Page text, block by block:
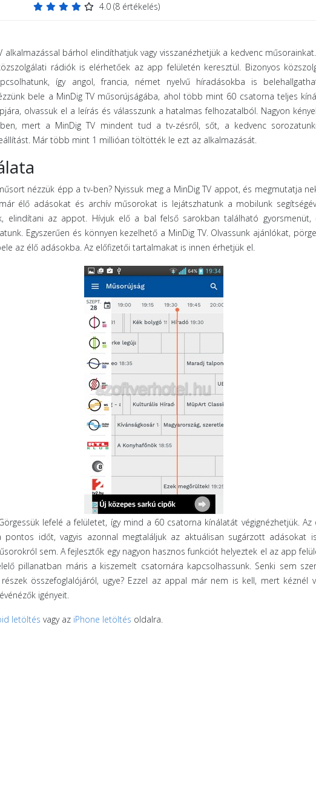
4.0 (8 értékelés)
alkalmazással bárhol elindíthatjuk vagy visszanézhetjük a kedvenc
rádiók is elérhetőek az app felületén keresztül. Bizonyos
így angol, francia, német nyelvű híradásokba is
bele a MinDig TV műsorújságába, ahol több mint 60 csatorna teljes
olvassuk el a leírás és válasszunk a hatalmas felhozatalból. Nagyon
mert a MinDig TV mindent tud a tv-zésről, sőt, a kedvenc
Már több mint 1 millióan töltötték le ezt az alkalmazását.
nézzük épp a tv-ben? Nyissuk meg a MinDig TV appot, és megmutatja
élő adásokat és archív műsorokat is lejátszhatunk a mobilunk
elindítani az appot. Hívjuk elő a bal felső sarokban található gyorsmenüt,
Egyszerűen és könnyen kezelhető a MinDig TV. Olvassunk ajánlókat,
az élő adásokba. Az előfizetői tartalmakat is innen érhetjük el.
lefelé a felületet, így mind a 60 csatorna kínálatát végignézhetjük. Az
pontos időt, vagyis azonnal megtaláljuk az aktuálisan sugárzott adásokat
sem. A fejlesztők egy nagyon hasznos funkciót helyeztek el az app
pillanatban máris a kiszemelt csatornára kapcsolhassunk. Senki sem
összefoglalójáról, ugye? Ezzel az appal már nem is kell, mert kéznél
igényeit.
letöltés vagy az iPhone letöltés oldalra.